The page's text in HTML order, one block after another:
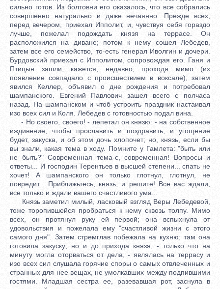
сильно готов. Из болтовни его оказалось, что все собрались
совершенно натурально и даже нечаянно. Прежде всех,
перед вечером, приехал Ипполит, и, чувствуя себя гораздо
лучше, пожелал подождать князя на террасе. Он
расположился на диване; потом к нему сошел Лебедев,
затем все его семейство, то-есть генерал Иволгин и дочери.
Бурдовский приехал с Ипполитом, сопровождая его. Ганя и
Птицын зашли, кажется, недавно, проходя мимо (их
появление совпадало с происшествием в воксале); затем
явился Келлер, объявил о дне рождения и потребовал
шампанского. Евгений Павлович зашел всего с полчаса
назад. На шампанском и чтоб устроить праздник настаивал
изо всех сил и Коля. Лебедев с готовностью подал вина.
- Но своего, своего! - лепетал он князю: - на собственное
иждивение, чтобы прославить и поздравить, и угощение
будет, закуска, и об этом дочь хлопочет; но, князь, если бы
вы знали, какая тема в ходу. Помните у Гамлета: "быть или
не быть?" Современная тема-с, современная! Вопросы и
ответы... И господин Терентьев в высшей степени... спать не
хочет! А шампанского он только глотнул, глотнул, не
повредит... Приближьтесь, князь, и решите! Все вас ждали,
все только и ждали вашего счастливого ума...
Князь заметил милый, ласковый взгляд Веры Лебедевой,
тоже торопившейся пробраться к нему сквозь толпу. Мимо
всех, он протянул руку ей первой; она вспыхнула от
удовольствия и пожелала ему "счастливой жизни с этого
самого дня". Затем стремглав побежала на кухню; там она
готовила закуску; но и до прихода князя, - только что на
минуту могла оторваться от дела, - являлась на террасу и
изо всех сил слушала горячие споры о самых отвлеченных и
странных для нее вещах, не умолкавших между подпившими
гостями. Младшая сестра ее, разевавшая рот, заснула в